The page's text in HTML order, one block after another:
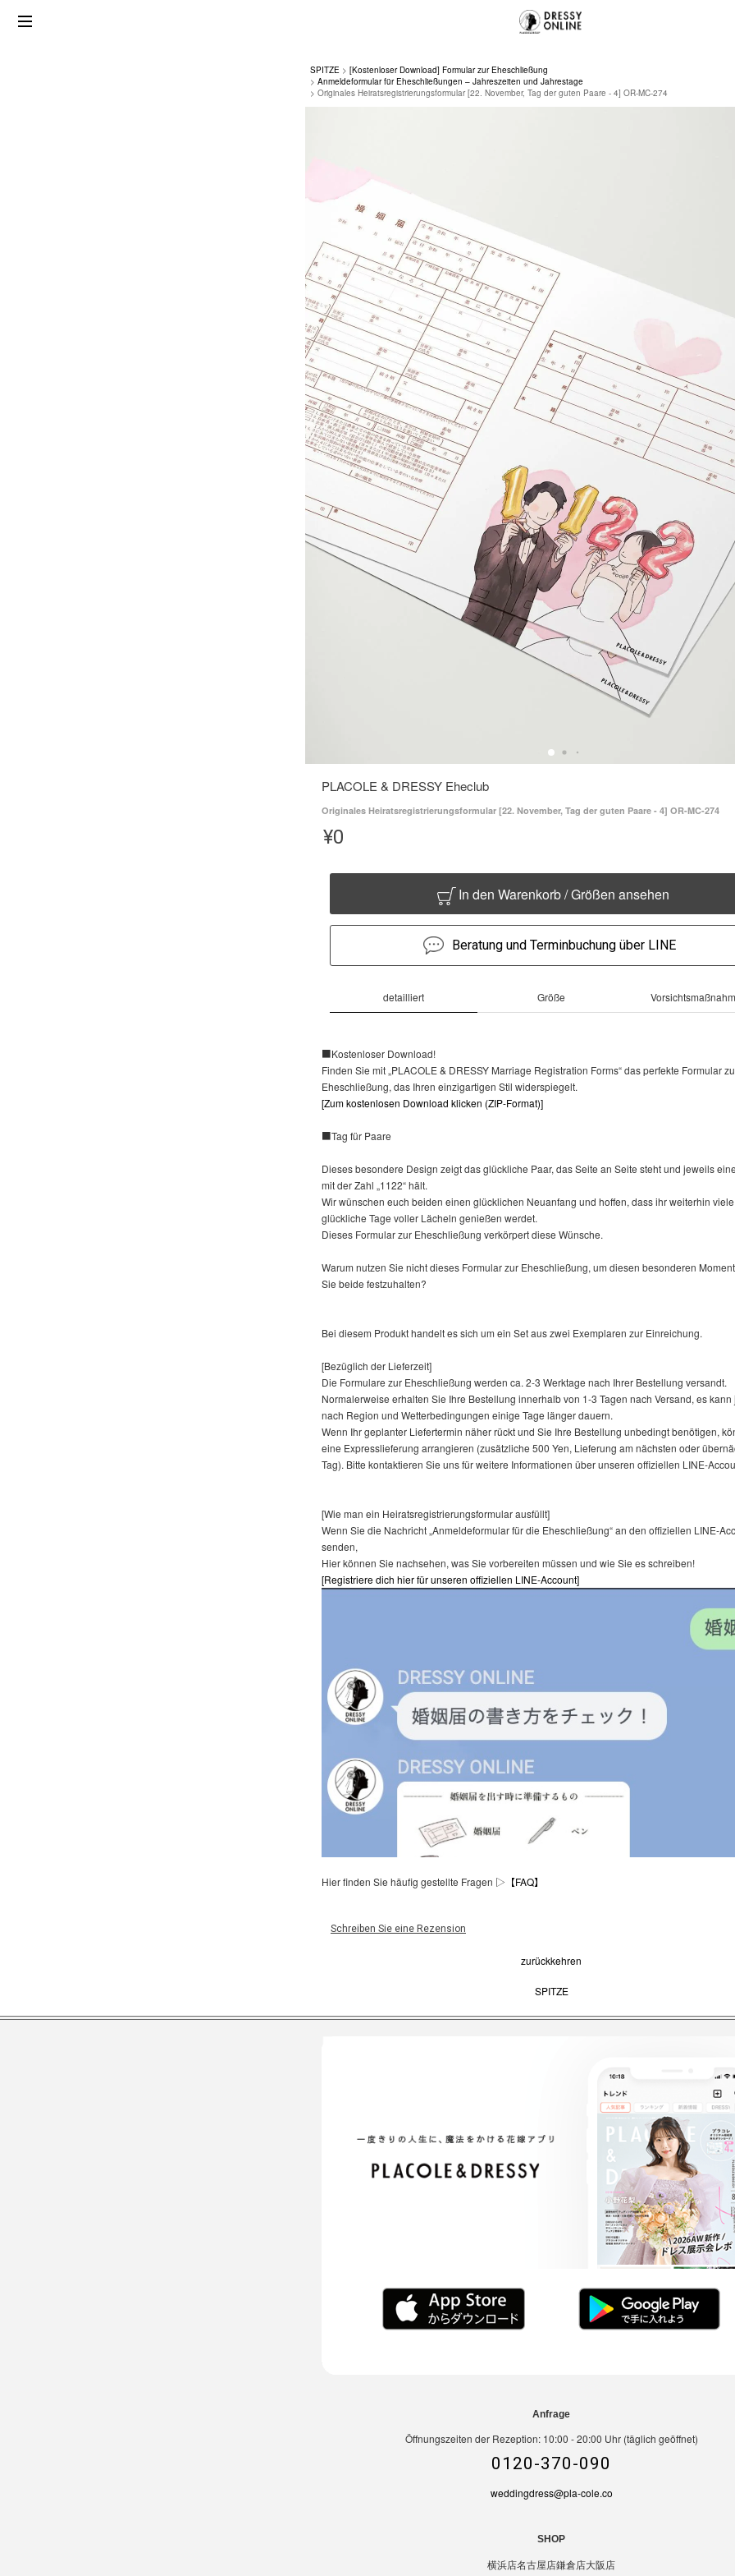
SPITZE
[Kostenloser Download] Formular zur Eheschließung
Anmeldeformular für Eheschließungen – Jahreszeiten und Jahrestage
Originales Heiratsregistrierungsformular [22. November, Tag der guten Paare - 4] OR-MC-274
PLACOLE & DRESSY Eheclub
Originales Heiratsregistrierungsformular [22. November, Tag der guten Paare - 4] OR-MC-274
¥0
In den Warenkorb / Größen ansehen
Beratung und Terminbuchung über LINE
detailliert Größe
■Kostenloser Download!
Finden Sie mit „PLACOLE & DRESSY Marriage Registration Forms“ das perfekte Formular
Eheschließung, das Ihren einzigartigen Stil widerspiegelt.
[Zum kostenlosen Download klicken (ZIP-Format)]
■Tag für Paare
Dieses besondere Design zeigt das glückliche Paar, das Seite an Seite steht und jeweils
mit der Zahl „1122“ hält.
Wir wünschen euch beiden einen glücklichen Neuanfang und hoffen, dass ihr weiterhin viele
glückliche Tage voller Lächeln genießen werdet.
Dieses Formular zur Eheschließung verkörpert diese Wünsche.
Warum nutzen Sie nicht dieses Formular zur Eheschließung, um diesen besonderen
Sie beide festzuhalten?
Bei diesem Produkt handelt es sich um ein Set aus zwei Exemplaren zur Einreichung.
[Bezüglich der Lieferzeit]
Die Formulare zur Eheschließung werden ca. 2-3 Werktage nach Ihrer Bestellung versandt.
Normalerweise erhalten Sie Ihre Bestellung innerhalb von 1-3 Tagen nach Versand, es kann
nach Region und Wetterbedingungen einige Tage länger dauern.
Wenn Ihr geplanter Liefertermin näher rückt und Sie Ihre Bestellung unbedingt benötigen,
eine Expresslieferung arrangieren (zusätzliche 500 Yen, Lieferung am nächsten oder
Tag). Bitte kontaktieren Sie uns für weitere Informationen über unseren offiziellen LINE-
[Wie man ein Heiratsregistrierungsformular ausfüllt]
Wenn Sie die Nachricht „Anmeldeformular für die Eheschließung“ an den offiziellen LINE-
senden,
Hier können Sie nachsehen, was Sie vorbereiten müssen und wie Sie es schreiben!
[Registriere dich hier für unseren offiziellen LINE-Account]
Hier finden Sie häufig gestellte Fragen ▷ 【FAQ】
Schreiben Sie eine Rezension
zurückkehren
SPITZE
Anfrage
Öffnungszeiten der Rezeption: 10:00 - 20:00 Uhr (täglich geöffnet)
0120-370-090
weddingdress@pla-cole.co
SHOP
横浜店名古屋店鎌倉店大阪店